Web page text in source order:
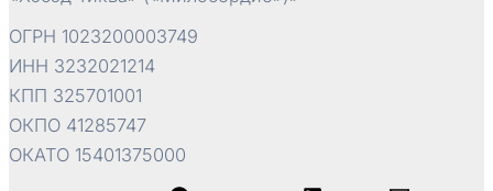
ОГРН 1023200003749
ИНН 3232021214
КПП 325701001
ОКПО 41285747
ОКАТО 15401375000